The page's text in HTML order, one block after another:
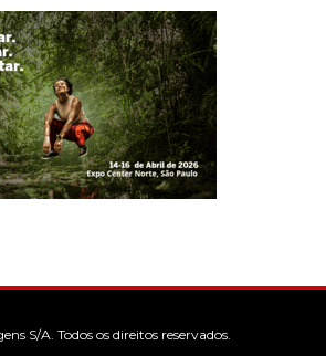
S/A. Todos os direitos reservados.